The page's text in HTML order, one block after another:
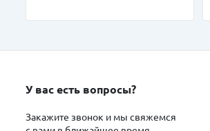
У вас есть вопросы?
Закажите звонок и мы свяжемся